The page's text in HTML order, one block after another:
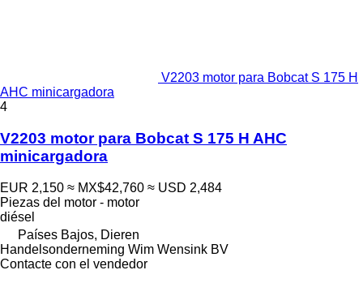
V2203 motor para Bobcat S 175 H
AHC minicargadora
4
V2203 motor para Bobcat S 175 H AHC
minicargadora
EUR 2,150 ≈ MX$42,760 ≈ USD 2,484
Piezas del motor - motor
diésel
Países Bajos, Dieren
Handelsonderneming Wim Wensink BV
Contacte con el vendedor